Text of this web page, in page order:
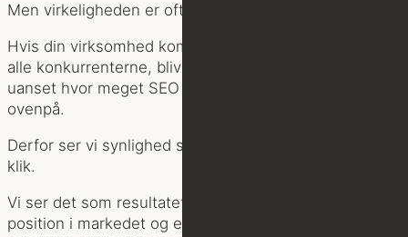
Men virkeligheden er ofte den modsatte.
Hvis din virksomhed kommunikerer det samme som
alle konkurrenterne, bliver det svært at skille sig ud –
uanset hvor meget SEO eller annoncering der lægges
ovenpå.
Derfor ser vi synlighed som mere end placeringer og
klik.
Vi ser det som resultatet af et stærkt brand, en tydelig
position i markedet og en klar fortælling om, hvorfor